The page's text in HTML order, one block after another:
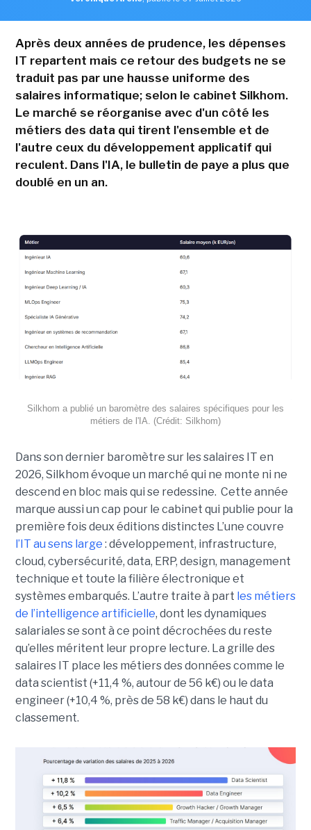
Après deux années de prudence, les dépenses
IT repartent mais ce retour des budgets ne se
traduit pas par une hausse uniforme des
salaires informatique; selon le cabinet Silkhom.
Le marché se réorganise avec d'un côté les
métiers des data qui tirent l'ensemble et de
l'autre ceux du développement applicatif qui
reculent. Dans l'IA, le bulletin de paye a plus que
doublé en un an.
Silkhom a publié un baromètre des salaires spécifiques pour les
métiers de l'IA. (Crédit: Silkhom)
Dans son dernier baromètre sur les salaires IT en
2026, Silkhom évoque un marché qui ne monte ni ne
descend en bloc mais qui se redessine. Cette année
marque aussi un cap pour le cabinet qui publie pour la
première fois deux éditions distinctes L’une couvre
l’IT au sens large : développement, infrastructure,
cloud, cybersécurité, data, ERP, design, management
technique et toute la filière électronique et
systèmes embarqués. L’autre traite à part les métiers
de l’intelligence artificielle, dont les dynamiques
salariales se sont à ce point décrochées du reste
qu’elles méritent leur propre lecture. La grille des
salaires IT place les métiers des données comme le
data scientist (+11,4 %, autour de 56 k€) ou le data
engineer (+10,4 %, près de 58 k€) dans le haut du
classement.